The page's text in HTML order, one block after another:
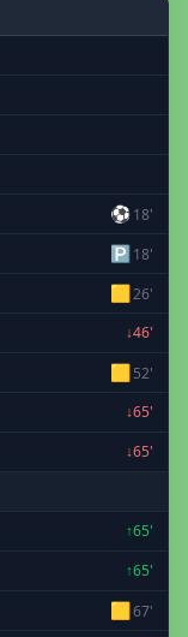
⚽ 18'
🅿18'
🟨26'
↓46'
🟨52'
↓65'
↓65'
↑65'
↑65'
🟨67'